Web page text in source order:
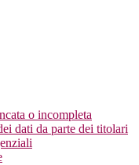
o incompleta
dati da parte dei titolari